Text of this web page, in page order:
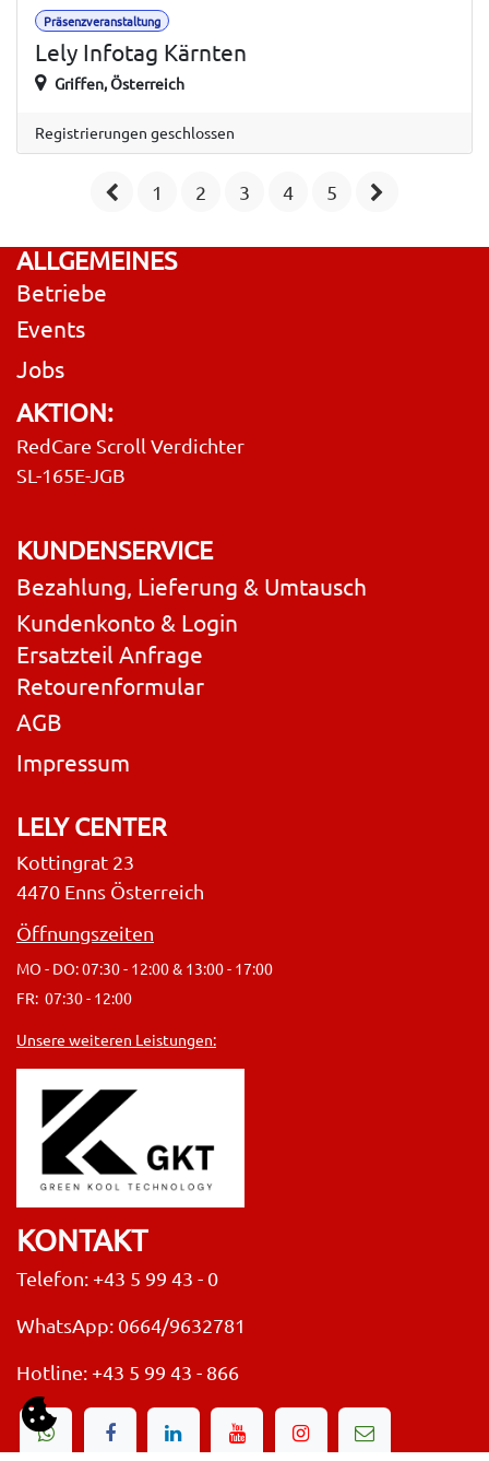
Präsenzveranstaltung
Lely Infotag Kärnten
Griffen,Österreich
Registrierungen geschlossen
1 2 3 4 5
ALLGEMEINES
Betriebe
Events
Jobs
AKTION:
RedCare Scroll Verdichter
SL-165E-JGB
KUNDENSERVICE
Bezahlung, Lieferung & Umtausch
Kundenkonto & Login
Ersatzteil Anfrage
Retourenformular
AGB
Impressum
LELY CENTER
Kottingrat 23
4470 Enns Österreich
Öffnungszeiten
MO - DO: 07:30 - 12:00 & 13:00 - 17:00
FR: 07:30 - 12:00
Unsere weiteren Leistungen:
KONTAKT
Telefon: +43 5 99 43 - 0
WhatsApp: 0664/9632781
Hotline: +43 5 99 43 - 866